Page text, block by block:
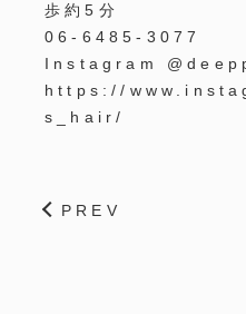
歩約5分
06-6485-3077
Instagram
https://
s_hair/
PREV